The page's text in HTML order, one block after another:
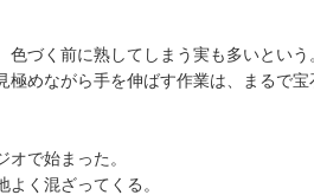
色づく前に熟してしまう実も多いという
極めながら手を伸ばす作業は、まるで宝
で始まった。
く混ざってくる。